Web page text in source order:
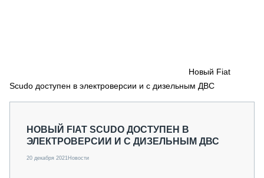
СПЕЦПРОЕКТЫ
О ПРОЕКТЕ
Новый Fiat
Scudo доступен в электроверсии и с дизельным ДВС
НОВЫЙ FIAT SCUDO ДОСТУПЕН В
ЭЛЕКТРОВЕРСИИ И С ДИЗЕЛЬНЫМ ДВС
20 декабря 2021Новости